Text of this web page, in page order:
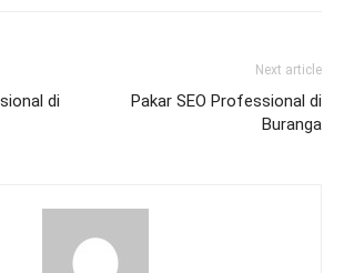
di
Next article
Pakar SEO Professional di
Buranga